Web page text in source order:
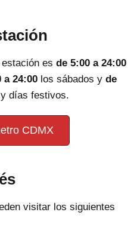
es de 5:00 a 24:00
a 24:00 los sábados y de
días festivos.
CDMX
visitar los siguientes